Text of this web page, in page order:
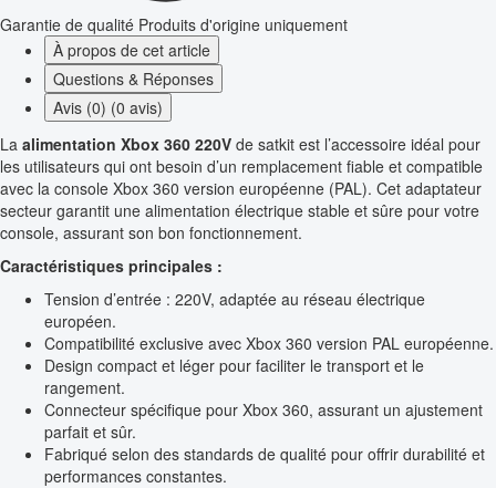
Garantie de qualité Produits d'origine uniquement
À propos de cet article
Questions & Réponses
Avis (0) (0 avis)
La alimentation Xbox 360 220V de satkit est l’accessoire idéal pour
les utilisateurs qui ont besoin d’un remplacement fiable et compatible
avec la console Xbox 360 version européenne (PAL). Cet adaptateur
secteur garantit une alimentation électrique stable et sûre pour votre
console, assurant son bon fonctionnement.
Caractéristiques principales :
Tension d’entrée : 220V, adaptée au réseau électrique
européen.
Compatibilité exclusive avec Xbox 360 version PAL européenne.
Design compact et léger pour faciliter le transport et le
rangement.
Connecteur spécifique pour Xbox 360, assurant un ajustement
parfait et sûr.
Fabriqué selon des standards de qualité pour offrir durabilité et
performances constantes.